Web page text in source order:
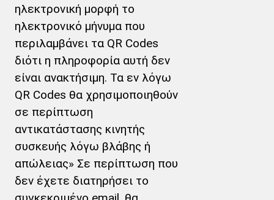
ηλεκτρονική μορφή το
ηλεκτρονικό μήνυμα που
περιλαμβάνει τα QR Codes
διότι η πληροφορία αυτή δεν
είναι ανακτήσιμη. Τα εν λόγω
QR Codes θα χρησιμοποιηθούν
σε περίπτωση
αντικατάστασης κινητής
συσκευής λόγω βλάβης ή
απώλειας» Σε περίπτωση που
δεν έχετε διατηρήσει το